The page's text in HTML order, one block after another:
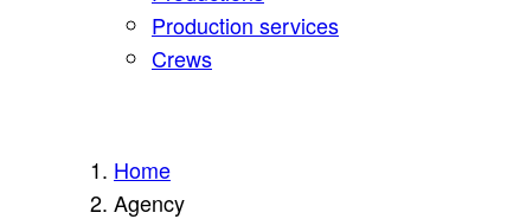
Production services
Crews
Home
Agency